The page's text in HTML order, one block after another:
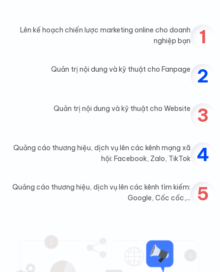
1
Lên kế hoạch chiến lược marketing online cho doanh
nghiệp bạn
2
Quản trị nội dung và kỹ thuật cho Fanpage
3
Quản trị nội dung và kỹ thuật cho Website
4
Quảng cáo thương hiệu, dịch vụ lên các kênh mạng xã
hội: Facebook, Zalo, TikTok
5
Quảng cáo thương hiệu, dịch vụ lên các kênh tìm kiếm:
Google, Cốc cốc,...